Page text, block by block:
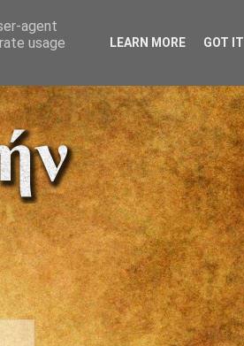
agent
usage
LEARN MORE GOT IT